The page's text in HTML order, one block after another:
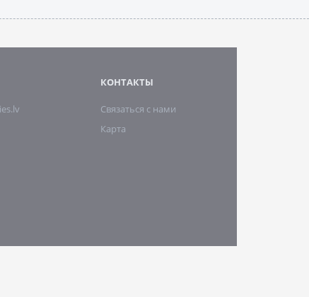
КОНТАКТЫ
Связаться с нами
Карта